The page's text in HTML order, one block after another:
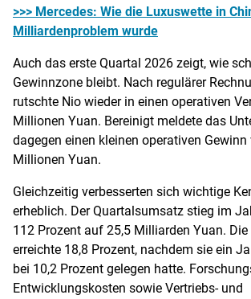
>>> Mercedes: Wie die Luxuswette in
Milliardenproblem wurde
Auch das erste Quartal 2026 zeigt, wie
Gewinnzone bleibt. Nach regulärer
rutschte Nio wieder in einen operativen
Millionen Yuan. Bereinigt meldete das
dagegen einen kleinen operativen
Millionen Yuan.
Gleichzeitig verbesserten sich wichtige
erheblich. Der Quartalsumsatz stieg im
112 Prozent auf 25,5 Milliarden Yuan.
erreichte 18,8 Prozent, nachdem sie ein
bei 10,2 Prozent gelegen hatte.
Entwicklungskosten sowie Vertriebs- und